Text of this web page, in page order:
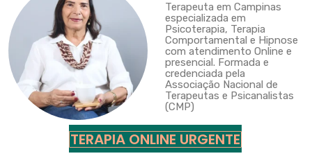
Terapeuta em Campinas
especializada em
Psicoterapia, Terapia
Comportamental e Hipnose
com atendimento Online e
presencial. Formada e
credenciada pela
Associação Nacional de
Terapeutas e Psicanalistas
(CMP)
TERAPIA ONLINE URGENTE